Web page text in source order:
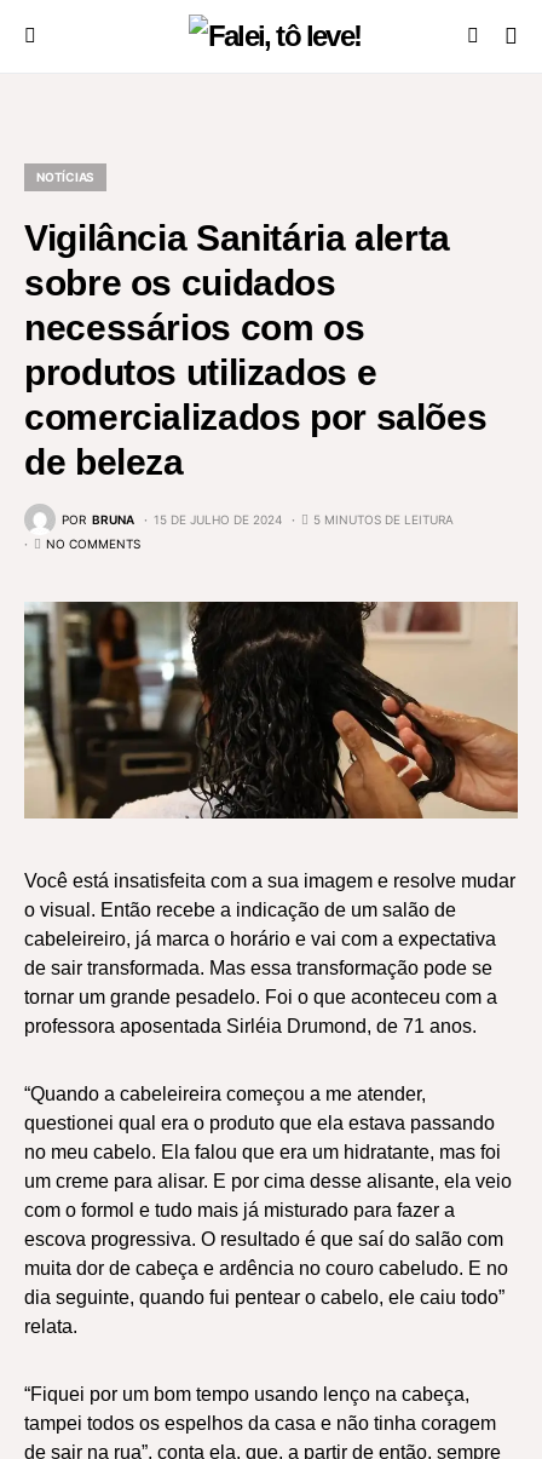
NOTÍCIAS
Vigilância Sanitária alerta
sobre os cuidados
necessários com os
produtos utilizados e
comercializados por salões
de beleza
POR BRUNA 15 DE JULHO DE 2024
5 MINUTOS DE LEITURA
NO COMMENTS
Você está insatisfeita com a sua imagem e resolve mudar
o visual. Então recebe a indicação de um salão de
cabeleireiro, já marca o horário e vai com a expectativa
de sair transformada. Mas essa transformação pode se
tornar um grande pesadelo. Foi o que aconteceu com a
professora aposentada Sirléia Drumond, de 71 anos.
“Quando a cabeleireira começou a me atender,
questionei qual era o produto que ela estava passando
no meu cabelo. Ela falou que era um hidratante, mas foi
um creme para alisar. E por cima desse alisante, ela veio
com o formol e tudo mais já misturado para fazer a
escova progressiva. O resultado é que saí do salão com
muita dor de cabeça e ardência no couro cabeludo. E no
dia seguinte, quando fui pentear o cabelo, ele caiu todo”
relata.
“Fiquei por um bom tempo usando lenço na cabeça,
tampei todos os espelhos da casa e não tinha coragem
de sair na rua”, conta ela, que, a partir de então, sempre